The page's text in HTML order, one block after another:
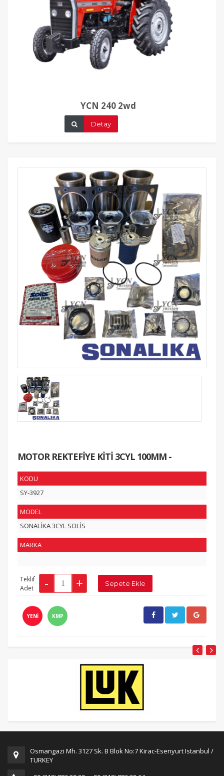
YCN 240 2wd
Detay
MOTOR REKTEFİYE KİTİ 3CYL 100MM -
KODU
SY-3927
MODEL
SONALİKA 3CYL SOLİS
MARKA
Teklif
Adet
YENİ KMP
Osmangazi Mh. 3127 Sk. B Blok No:7 Kirac-Esenyurt Istanbul /
TURKEY